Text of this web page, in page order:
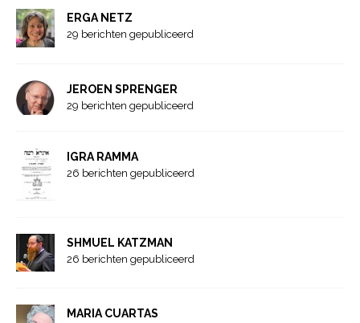
ERGA NETZ
29 berichten gepubliceerd
JEROEN SPRENGER
29 berichten gepubliceerd
IGRA RAMMA
26 berichten gepubliceerd
SHMUEL KATZMAN
26 berichten gepubliceerd
MARIA CUARTAS